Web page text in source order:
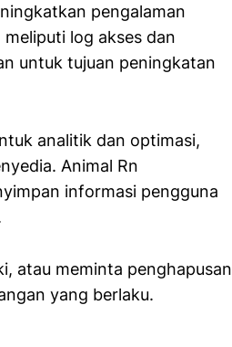
pengalaman
log akses dan
untuk tujuan peningkatan
analitik dan optimasi,
Animal Rn
informasi pengguna
atau meminta penghapusan
yang berlaku.